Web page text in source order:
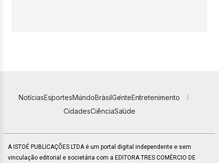
NotíciasEsportesMundoBrasilGenteEntretenimento
CidadesCiênciaSaúde
A ISTOÉ PUBLICAÇÕES LTDA é um portal digital independente e sem
vinculação editorial e societária com a EDITORA TRES COMÉRCIO DE